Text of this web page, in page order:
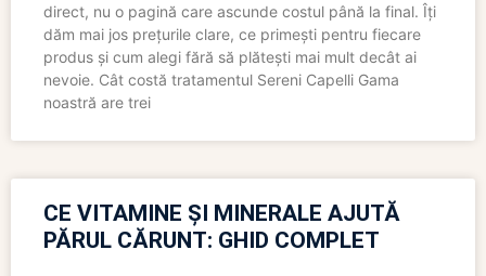
direct, nu o pagină care ascunde costul până la final. Îți
dăm mai jos prețurile clare, ce primești pentru fiecare
produs și cum alegi fără să plătești mai mult decât ai
nevoie. Cât costă tratamentul Sereni Capelli Gama
noastră are trei
CE VITAMINE ȘI MINERALE AJUTĂ
PĂRUL CĂRUNT: GHID COMPLET